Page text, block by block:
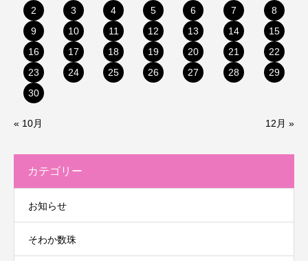
2
3 4 5 6 7
8
9
10 11 12 13 14
15
16
17 18 19 20 21
22
23
24 25 26 27 28
29
30
« 10月 12月 »
カテゴリー
お知らせ
そわか数珠